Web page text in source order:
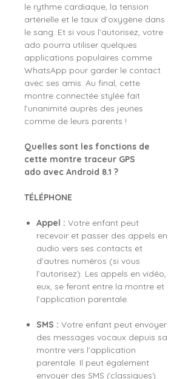
le rythme cardiaque, la tension
artérielle et le taux d’oxygène dans
le sang. Et si vous l’autorisez, votre
ado pourra utiliser quelques
applications populaires comme
WhatsApp pour garder le contact
avec ses amis. Au final, cette
montre connectée stylée fait
l’unanimité auprès des jeunes
comme de leurs parents !
Quelles sont les fonctions de
cette montre traceur GPS
ado avec Android 8.1 ?
TÉLÉPHONE
Appel : Votre enfant peut
recevoir et passer des appels en
audio vers ses contacts et
d’autres numéros (si vous
l’autorisez). Les appels en vidéo,
eux, se feront entre la montre et
l’application parentale.
SMS : Votre enfant peut envoyer
des messages vocaux depuis sa
montre vers l’application
parentale. Il peut également
envoyer des SMS (classiques).